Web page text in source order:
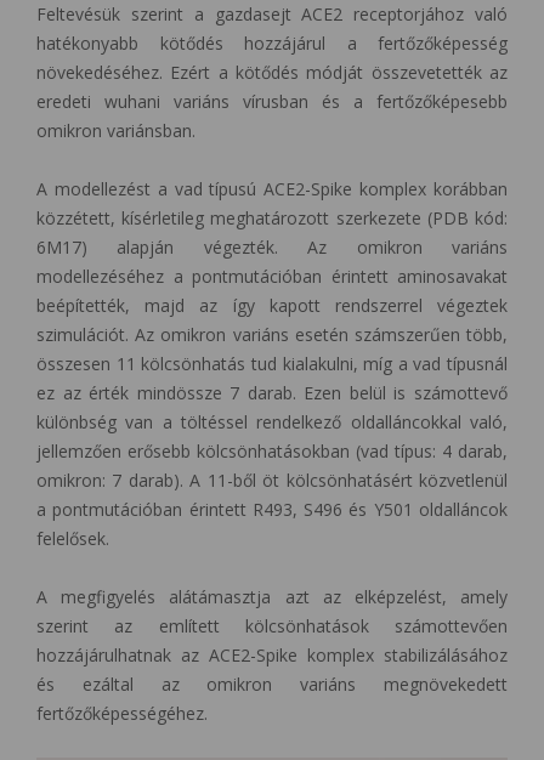
Feltevésük szerint a gazdasejt ACE2 receptorjához való
hatékonyabb kötődés hozzájárul a fertőzőképesség
növekedéséhez. Ezért a kötődés módját összevetették az
eredeti wuhani variáns vírusban és a fertőzőképesebb
omikron variánsban.
A modellezést a vad típusú ACE2-Spike komplex korábban
közzétett, kísérletileg meghatározott szerkezete (PDB kód:
6M17) alapján végezték. Az omikron variáns
modellezéséhez a pontmutációban érintett aminosavakat
beépítették, majd az így kapott rendszerrel végeztek
szimulációt. Az omikron variáns esetén számszerűen több,
összesen 11 kölcsönhatás tud kialakulni, míg a vad típusnál
ez az érték mindössze 7 darab. Ezen belül is számottevő
különbség van a töltéssel rendelkező oldalláncokkal való,
jellemzően erősebb kölcsönhatásokban (vad típus: 4 darab,
omikron: 7 darab). A 11-ből öt kölcsönhatásért közvetlenül
a pontmutációban érintett R493, S496 és Y501 oldalláncok
felelősek.
A megfigyelés alátámasztja azt az elképzelést, amely
szerint az említett kölcsönhatások számottevően
hozzájárulhatnak az ACE2-Spike komplex stabilizálásához
és ezáltal az omikron variáns megnövekedett
fertőzőképességéhez.